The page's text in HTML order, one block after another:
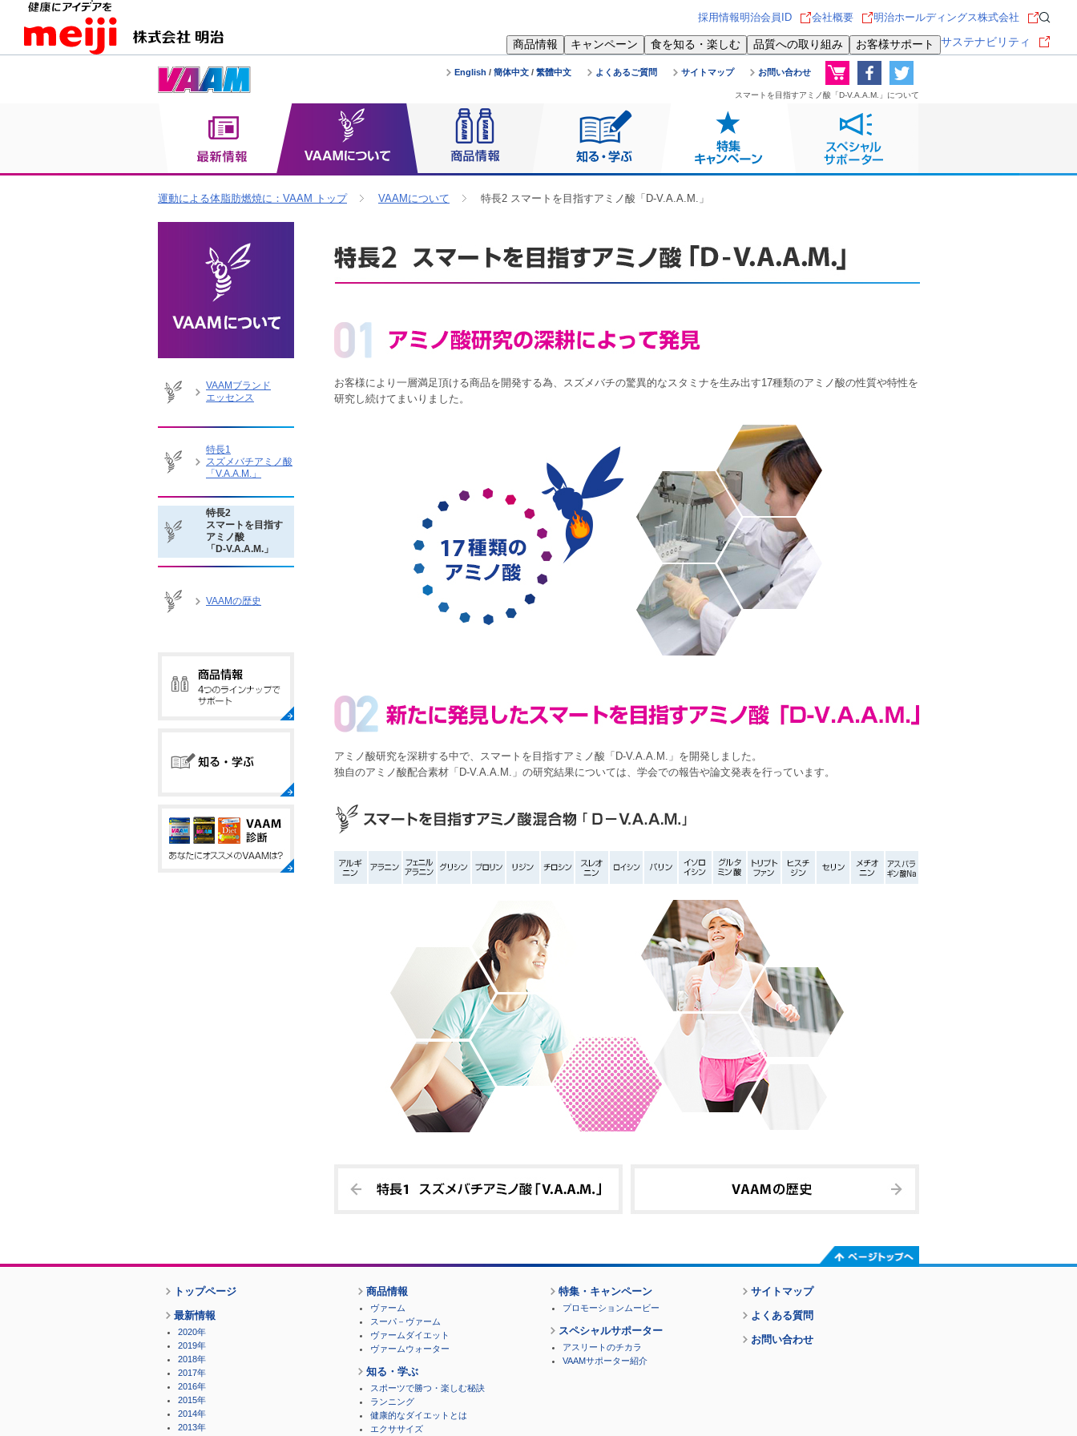
商品情報 キャンペーン 食を知る・楽しむ 品質への取り組み お客様サポート サステナビリティ
採用情報明治会員ID 会社概要 明治ホールディングス株式会社
English / 簡体中文 / 繁體中文 よくあるご質問 サイトマップ お問い合わせ
スマートを目指すアミノ酸「D-V.A.A.M.」について
運動による体脂肪燃焼に：VAAM トップ VAAMについて 特長2 スマートを目指すアミノ酸「D-V.A.A.M.」
お客様により一層満足頂ける商品を開発する為、スズメバチの驚異的なスタミナを生み出す17種類のアミノ酸の性質や特性を
研究し続けてまいりました。
アミノ酸研究を深耕する中で、スマートを目指すアミノ酸「D-V.A.A.M.」を開発しました。
独自のアミノ酸配合素材「D-V.A.A.M.」の研究結果については、学会での報告や論文発表を行っています。
VAAMブランド
エッセンス
特長1
スズメバチアミノ酸
「V.A.A.M.」
特長2
スマートを目指す
アミノ酸
「D-V.A.A.M.」
VAAMの歴史
トップページ
最新情報
2020年
2019年
2018年
2017年
2016年
2015年
2014年
2013年
商品情報
ヴァーム
スーパ－ヴァーム
ヴァームダイエット
ヴァームウォーター
知る・学ぶ
スポーツで勝つ・楽しむ秘訣
ランニング
健康的なダイエットとは
エクササイズ
特集・キャンペーン
プロモーションムービー
スペシャルサポーター
アスリートのチカラ
VAAMサポーター紹介
サイトマップ
よくある質問
お問い合わせ